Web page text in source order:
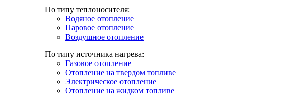
По типу теплоносителя:
Водяное отопление
Паровое отопление
Воздушное отопление
По типу источника нагрева:
Газовое отопление
Отопление на твердом топливе
Электрическое отопление
Отопление на жидком топливе